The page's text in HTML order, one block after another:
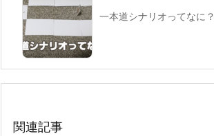
一本道シナリオってなに？
関連記事